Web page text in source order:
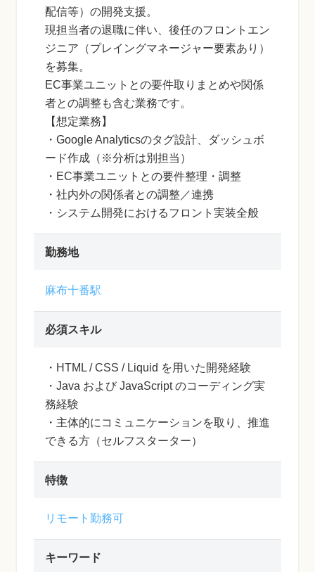
配信等）の開発支援。
現担当者の退職に伴い、後任のフロントエン
ジニア（プレイングマネージャー要素あり）
を募集。
EC事業ユニットとの要件取りまとめや関係
者との調整も含む業務です。
【想定業務】
・Google Analyticsのタグ設計、ダッシュボ
ード作成（※分析は別担当）
・EC事業ユニットとの要件整理・調整
・社内外の関係者との調整／連携
・システム開発におけるフロント実装全般
勤務地
麻布十番駅
必須スキル
・HTML / CSS / Liquid を用いた開発経験
・Java および JavaScript のコーディング実
務経験
・主体的にコミュニケーションを取り、推進
できる方（セルフスターター）
特徴
リモート勤務可
キーワード